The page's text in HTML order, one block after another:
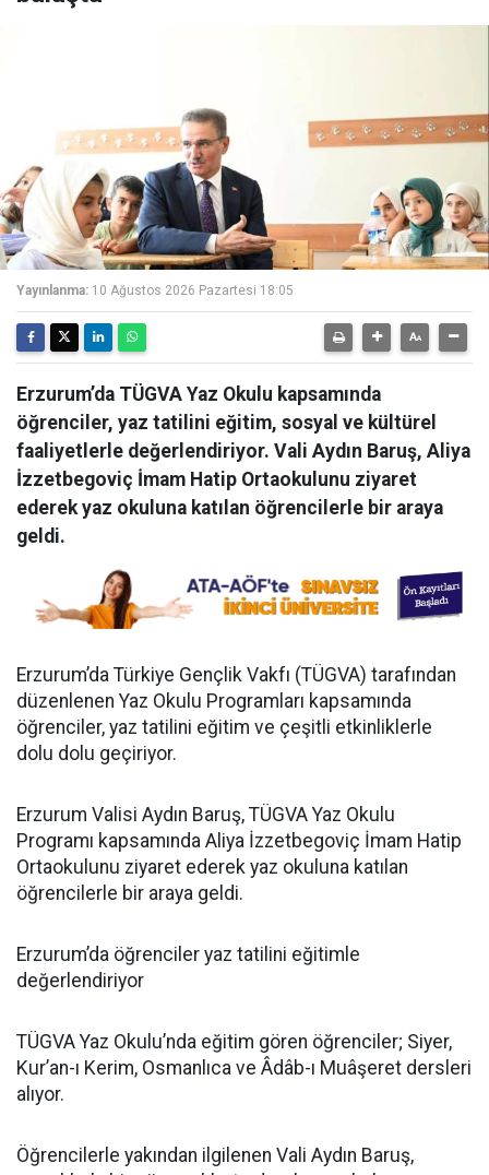
Yayınlanma: 10 Ağustos 2026 Pazartesi 18:05
Erzurum’da TÜGVA Yaz Okulu kapsamında
öğrenciler, yaz tatilini eğitim, sosyal ve kültürel
faaliyetlerle değerlendiriyor. Vali Aydın Baruş, Aliya
İzzetbegoviç İmam Hatip Ortaokulunu ziyaret
ederek yaz okuluna katılan öğrencilerle bir araya
geldi.
Erzurum’da Türkiye Gençlik Vakfı (TÜGVA) tarafından
düzenlenen Yaz Okulu Programları kapsamında
öğrenciler, yaz tatilini eğitim ve çeşitli etkinliklerle
dolu dolu geçiriyor.
Erzurum Valisi Aydın Baruş, TÜGVA Yaz Okulu
Programı kapsamında Aliya İzzetbegoviç İmam Hatip
Ortaokulunu ziyaret ederek yaz okuluna katılan
öğrencilerle bir araya geldi.
Erzurum’da öğrenciler yaz tatilini eğitimle
değerlendiriyor
TÜGVA Yaz Okulu’nda eğitim gören öğrenciler; Siyer,
Kur’an-ı Kerim, Osmanlıca ve Âdâb-ı Muâşeret dersleri
alıyor.
Öğrencilerle yakından ilgilenen Vali Aydın Baruş,